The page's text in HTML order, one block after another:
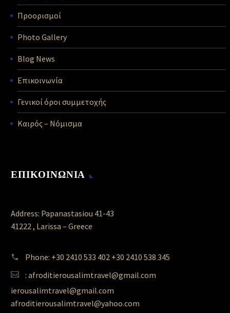
Προορισμοί
Photo Gallery
Blog News
Επικοινωνία
Γενικοί όροι συμμετοχής
Καιρός – Νόμισμα
ΕΠΙΚΟΙΝΩΝΙΑ
Address: Papanastasiou 41-43
41222 , Larissa – Greece
Phone: +30 2410 533 402 +30 2410 538 345
: afroditierousalimtravel@gmail.com
ierousalimtravel@gmail.com
afroditierousalimtravel@yahoo.com